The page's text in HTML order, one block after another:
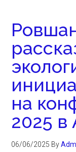
на
2025 в
06/06/2025 By